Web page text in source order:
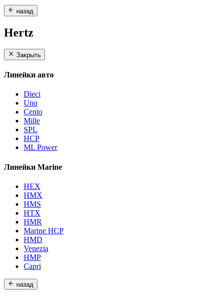
назад
Hertz
Закрыть
Линейки авто
Dieci
Uno
Cento
Mille
SPL
HCP
ML Power
Линейки Marine
HEX
HMX
HMS
HTX
HMR
Marine HCP
HMD
Venezia
HMP
Capri
назад